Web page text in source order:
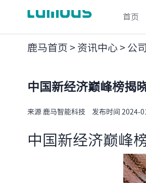
首页
鹿马首页 > 资讯中心 > 公
中国新经济巅峰榜揭
来源 鹿马智能科技 发布时间 2024-
中国新经济巅峰